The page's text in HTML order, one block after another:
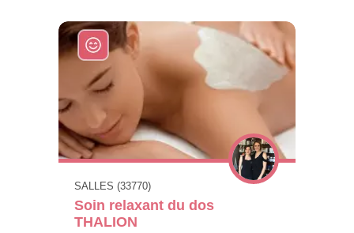
SALLES (33770)
Soin relaxant du dos
THALION